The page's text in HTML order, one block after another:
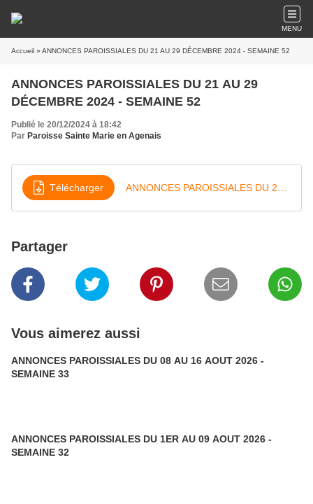
MENU
Accueil » ANNONCES PAROISSIALES DU 21 AU 29 DÉCEMBRE 2024 - SEMAINE 52
ANNONCES PAROISSIALES DU 21 AU 29
DÉCEMBRE 2024 - SEMAINE 52
Publié le 20/12/2024 à 18:42
Par Paroisse Sainte Marie en Agenais
Télécharger
Partager
Vous aimerez aussi
ANNONCES PAROISSIALES DU 08 AU 16 AOUT 2026 -
SEMAINE 33
ANNONCES PAROISSIALES DU 1ER AU 09 AOUT 2026 -
SEMAINE 32